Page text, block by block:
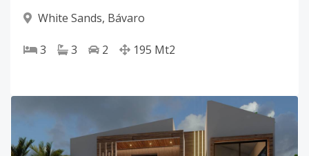
White Sands, Bávaro
3 3 2 195 Mt2